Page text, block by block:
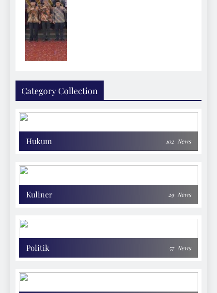
Category Collection
Hukum 102 News
Kuliner 29 News
Politik 57 News